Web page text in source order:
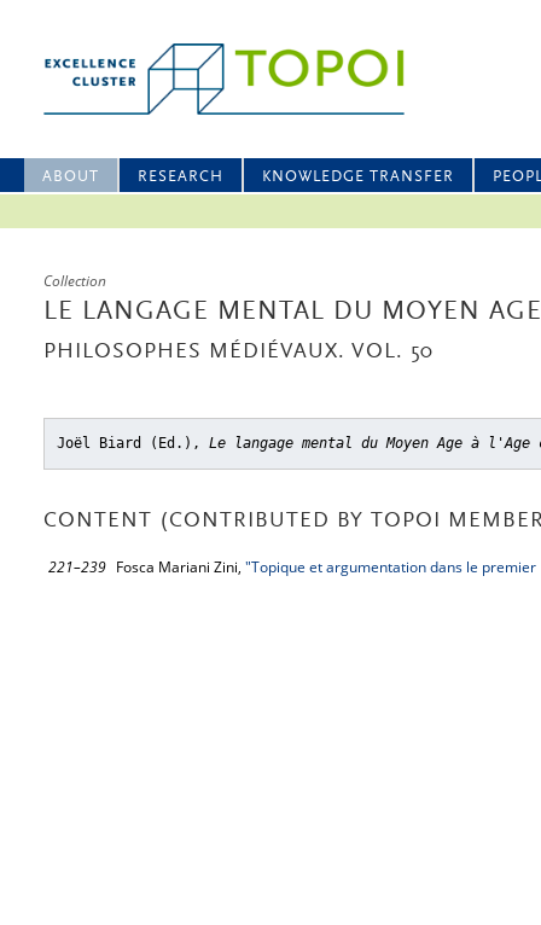
ABOUT RESEARCH KNOWLEDGE TRANSFER
Collection
LE LANGAGE MENTAL DU MOYEN
PHILOSOPHES MÉDIÉVAUX. VOL. 50
Joël Biard (Ed.), Le langage mental du Moyen Age à l'Age
CONTENT (CONTRIBUTED BY TOPOI
221–239 Fosca Mariani Zini, "Topique et argumentation dans le